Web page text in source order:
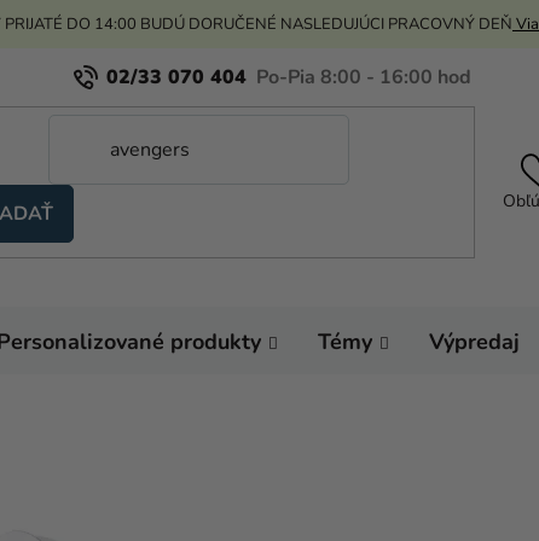
PRIJATÉ DO 14:00 BUDÚ DORUČENÉ NASLEDUJÚCI PRACOVNÝ DEŇ
02/33 070 404
produkty Témy Výpredaj